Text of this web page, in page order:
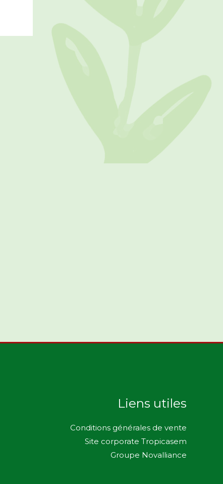
Liens utiles
Conditions générales de vente
Site corporate Tropicasem
Groupe Novalliance